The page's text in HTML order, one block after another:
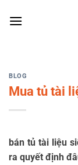
BLOG
Mua tủ tài
bán tủ tài liệu
ra quyết định